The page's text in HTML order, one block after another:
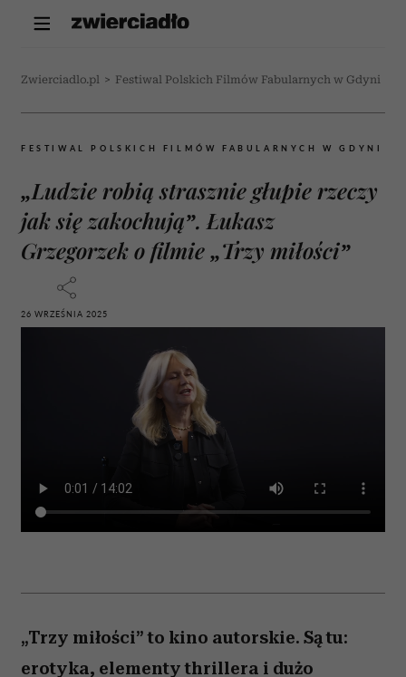
Zwierciadlo.pl > Festiwal Polskich Filmów Fabularnych w Gdyni
FESTIWAL POLSKICH FILMÓW FABULARNYCH W GDYNI
„Ludzie robią strasznie głupie rzeczy
jak się zakochują”. Łukasz
Grzegorzek o filmie „Trzy miłości”
26 WRZEŚNIA 2025
„Trzy miłości” to kino autorskie. Są tu:
erotyka, elementy thrillera i dużo